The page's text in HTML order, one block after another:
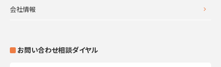
会社情報
お問い合わせ相談ダイヤル